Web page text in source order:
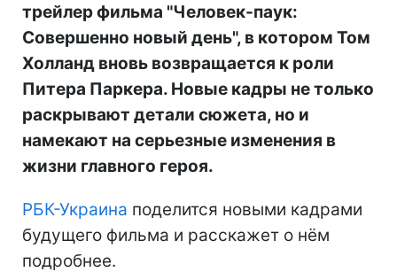
трейлер фильма "Человек-паук:
Совершенно новый день", в котором Том
Холланд вновь возвращается к роли
Питера Паркера. Новые кадры не только
раскрывают детали сюжета, но и
намекают на серьезные изменения в
жизни главного героя.
РБК-Украина поделится новыми кадрами
будущего фильма и расскажет о нём
подробнее.